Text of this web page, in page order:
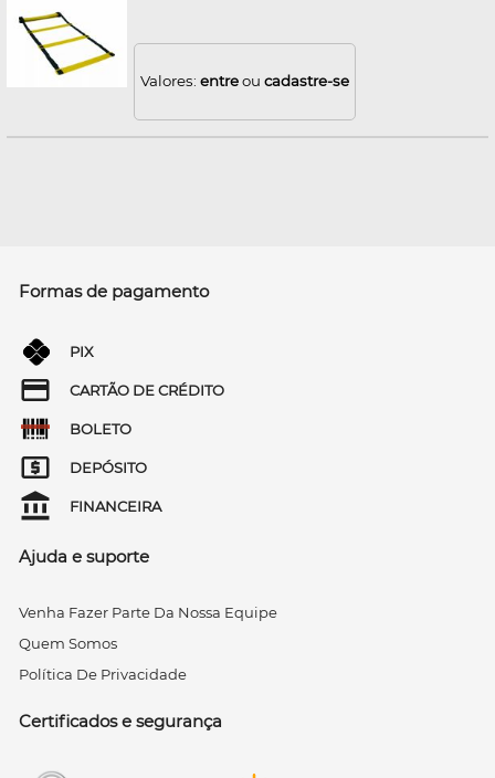
Valores: entreou cadastre-se
Formas de pagamento
PIX
CARTÃO DE CRÉDITO
BOLETO
DEPÓSITO
FINANCEIRA
Ajuda e suporte
Venha Fazer Parte Da Nossa Equipe
Quem Somos
Política De Privacidade
Certificados e segurança